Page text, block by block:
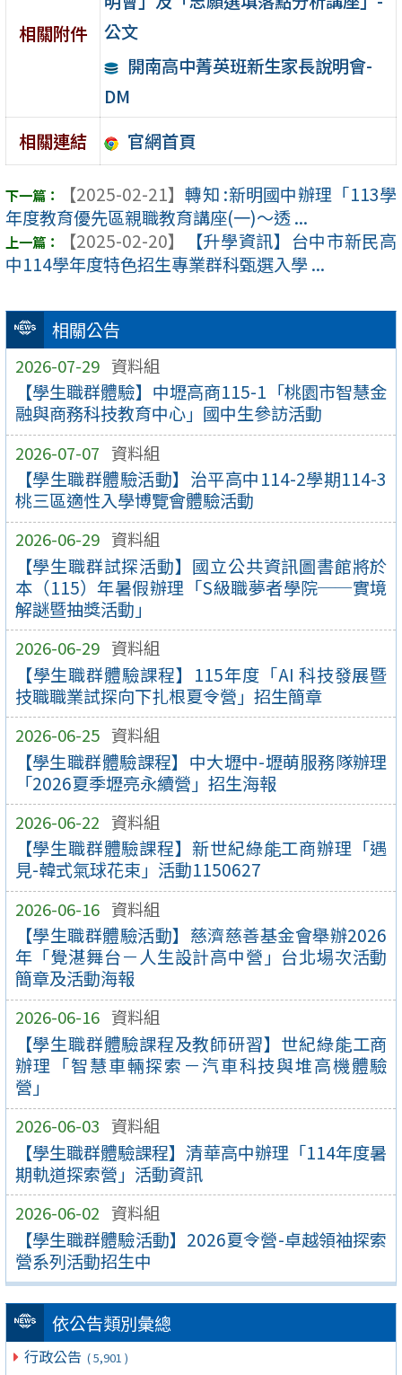
相關公告
2026-07-29 資料組
【學生職群體驗】中壢高商115-1「桃園市智慧金
融與商務科技教育中心」國中生參訪活動
2026-07-07 資料組
【學生職群體驗活動】治平高中114-2學期114-3
桃三區適性入學博覽會體驗活動
2026-06-29 資料組
【學生職群試探活動】國立公共資訊圖書館將於
本（115）年暑假辦理「S級職夢者學院──實境
解謎暨抽獎活動」
2026-06-29 資料組
【學生職群體驗課程】115年度「AI 科技發展暨
技職職業試探向下扎根夏令營」招生簡章
2026-06-25 資料組
【學生職群體驗課程】中大壢中-壢萌服務隊辦理
「2026夏季壢亮永續營」招生海報
2026-06-22 資料組
【學生職群體驗課程】新世紀綠能工商辦理「遇
見-韓式氣球花束」活動1150627
2026-06-16 資料組
【學生職群體驗活動】慈濟慈善基金會舉辦2026
年「覺湛舞台－人生設計高中營」台北場次活動
簡章及活動海報
2026-06-16 資料組
【學生職群體驗課程及教師研習】世紀綠能工商
辦理「智慧車輛探索－汽車科技與堆高機體驗
營」
2026-06-03 資料組
【學生職群體驗課程】清華高中辦理「114年度暑
期軌道探索營」活動資訊
2026-06-02 資料組
【學生職群體驗活動】2026夏令營-卓越領袖探索
營系列活動招生中
依公告類別彙總
行政公告 ( 5,901 )
相關附件
公文
開南高中菁英班新生家長說明會-
DM
相關連結
官網首頁
【2025-02-21】 轉知 :新明國中辦理「113學
年度教育優先區親職教育講座(一)～透 ...
【2025-02-20】
【升學資訊】台中市新民高
中114學年度特色招生專業群科甄選入學 ...